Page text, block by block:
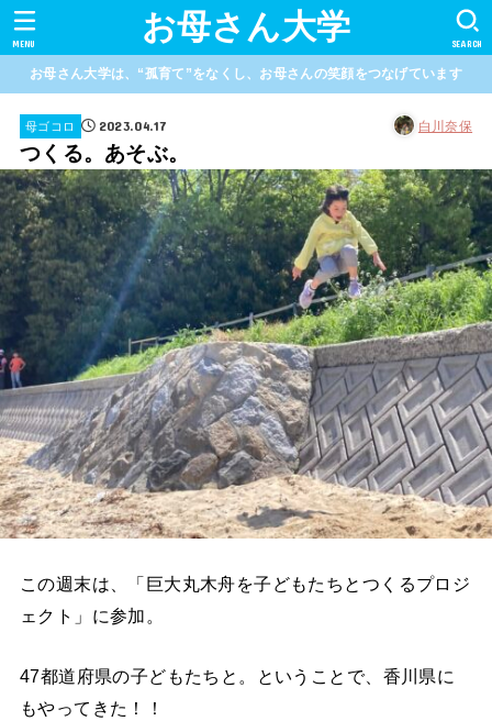
お母さん大学 SEARCH
MENU
お母さん大学は、“孤育て”をなくし、お母さんの笑顔をつなげています
母ゴコロ 2023.04.17 白川奈保
つくる。あそぶ。
この週末は、「巨大丸木舟を子どもたちとつくるプロジ
ェクト」に参加。
47都道府県の子どもたちと。ということで、香川県に
もやってきた！！